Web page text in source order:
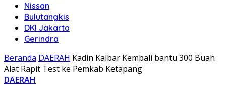
Nissan
Bulutangkis
DKI Jakarta
Gerindra
Beranda DAERAH Kadin Kalbar Kembali bantu 300 Buah
Alat Rapit Test ke Pemkab Ketapang
DAERAH